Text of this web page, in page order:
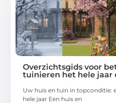
Overzichtsgids voor
tuinieren het hele jaar
Uw huis en tuin in topconditie:
hele jaar Een huis en